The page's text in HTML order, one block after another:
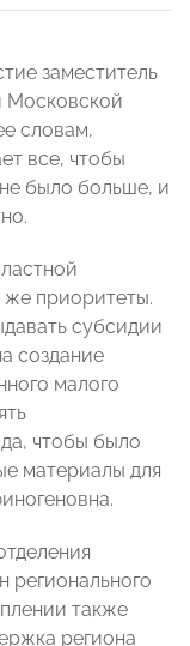
заместитель
Московской
словам,
все, чтобы
было больше, и
же приоритеты.
субсидии
создание
малого
чтобы было
материалы для
также
региона